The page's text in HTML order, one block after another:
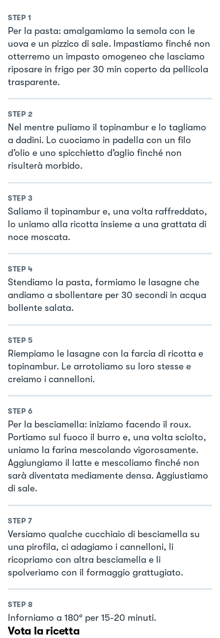
STEP 1
Per la pasta: amalgamiamo la semola con le
uova e un pizzico di sale. Impastiamo finché non
otterremo un impasto omogeneo che lasciamo
riposare in frigo per 30 min coperto da pellicola
trasparente.
STEP 2
Nel mentre puliamo il topinambur e lo tagliamo
a dadini. Lo cuociamo in padella con un filo
d’olio e uno spicchietto d’aglio finché non
risulterà morbido.
STEP 3
Saliamo il topinambur e, una volta raffreddato,
lo uniamo alla ricotta insieme a una grattata di
noce moscata.
STEP 4
Stendiamo la pasta, formiamo le lasagne che
andiamo a sbollentare per 30 secondi in acqua
bollente salata.
STEP 5
Riempiamo le lasagne con la farcia di ricotta e
topinambur. Le arrotoliamo su loro stesse e
creiamo i cannelloni.
STEP 6
Per la besciamella: iniziamo facendo il roux.
Portiamo sul fuoco il burro e, una volta sciolto,
uniamo la farina mescolando vigorosamente.
Aggiungiamo il latte e mescoliamo finché non
sarà diventata mediamente densa. Aggiustiamo
di sale.
STEP 7
Versiamo qualche cucchiaio di besciamella su
una pirofila, ci adagiamo i cannelloni, li
ricopriamo con altra besciamella e li
spolveriamo con il formaggio grattugiato.
STEP 8
Inforniamo a 180° per 15-20 minuti.
Vota la ricetta